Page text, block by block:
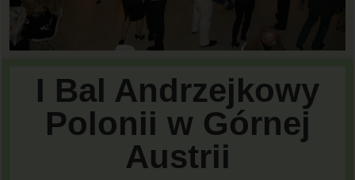
I Bal Andrzejkowy
Polonii w Górnej
Austrii